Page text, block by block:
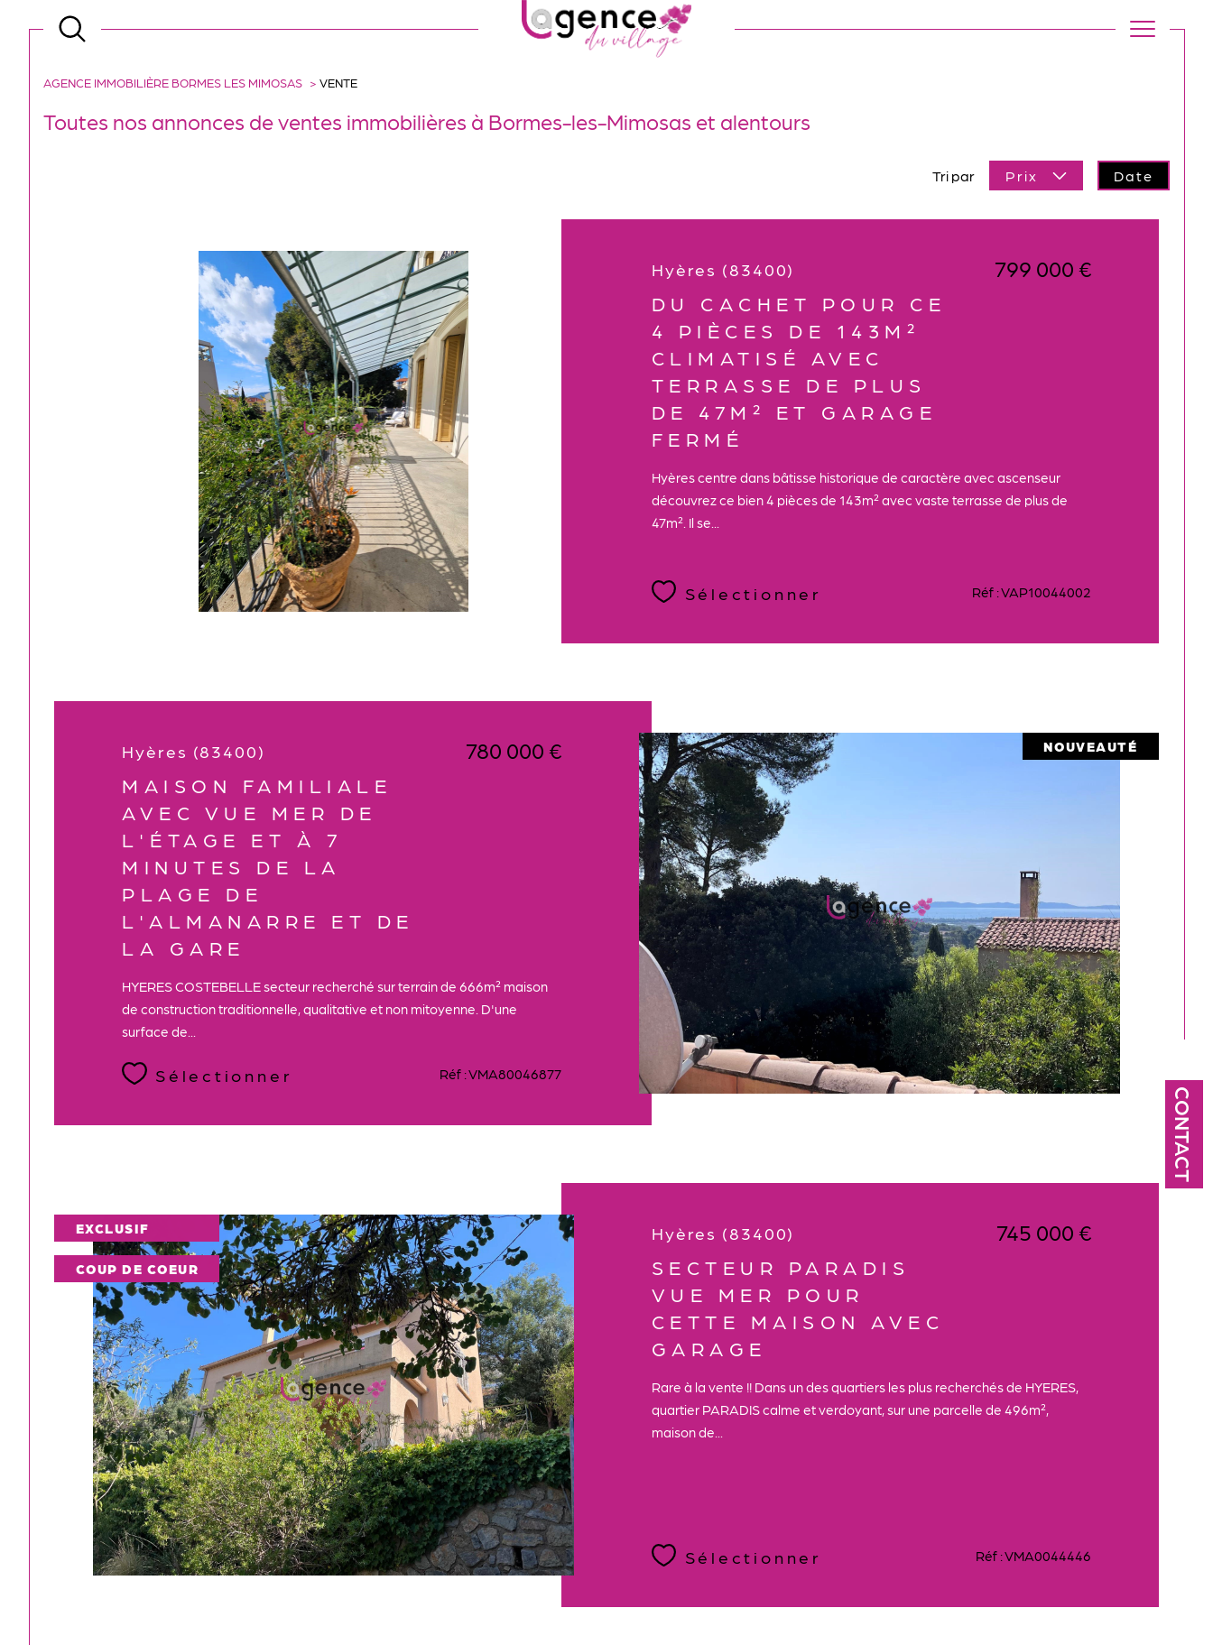
CONTACT
AGENCE IMMOBILIÈRE BORMES LES MIMOSAS VENTE
Toutes nos annonces de ventes immobilières à Bormes-les-Mimosas et alentours
Tri par Prix Date
Hyères (83400)
DU CACHET POUR CE
4 PIÈCES DE 143M²
CLIMATISÉ AVEC
TERRASSE DE PLUS
DE 47M² ET GARAGE
FERMÉ
799 000 €
Hyères centre dans bâtisse historique de caractère avec ascenseur
découvrez ce bien 4 pièces de 143m² avec vaste terrasse de plus de
47m². Il se...
Sélectionner Réf : VAP10044002
Hyères (83400)
MAISON FAMILIALE
AVEC VUE MER DE
L'ÉTAGE ET À 7
MINUTES DE LA
PLAGE DE
L'ALMANARRE ET DE
LA GARE
780 000 €
HYERES COSTEBELLE secteur recherché sur terrain de 666m² maison
de construction traditionnelle, qualitative et non mitoyenne. D'une
surface de...
Sélectionner Réf : VMA80046877
NOUVEAUTÉ
Hyères (83400)
SECTEUR PARADIS
VUE MER POUR
CETTE MAISON AVEC
GARAGE
745 000 €
Rare à la vente !! Dans un des quartiers les plus recherchés de HYERES,
quartier PARADIS calme et verdoyant, sur une parcelle de 496m²,
maison de...
Sélectionner Réf : VMA0044446
EXCLUSIF
COUP DE COEUR